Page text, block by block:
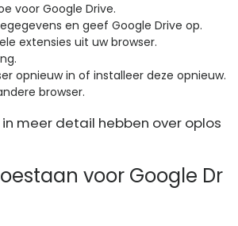
voor Google Drive.
en geef Google Drive op.
extensies uit uw browser.
opnieuw in of installeer deze opnieuw.
browser.
meer detail hebben over oplos
​​voor Google Dr